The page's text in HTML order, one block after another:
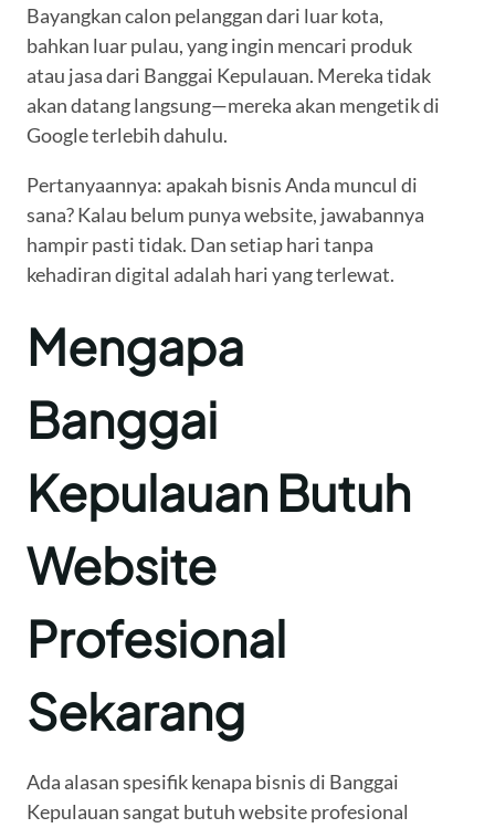
Bayangkan calon pelanggan dari luar kota,
bahkan luar pulau, yang ingin mencari produk
atau jasa dari Banggai Kepulauan. Mereka tidak
akan datang langsung—mereka akan mengetik di
Google terlebih dahulu.
Pertanyaannya: apakah bisnis Anda muncul di
sana? Kalau belum punya website, jawabannya
hampir pasti tidak. Dan setiap hari tanpa
kehadiran digital adalah hari yang terlewat.
Mengapa
Banggai
Kepulauan Butuh
Website
Profesional
Sekarang
Ada alasan spesifik kenapa bisnis di Banggai
Kepulauan sangat butuh website profesional